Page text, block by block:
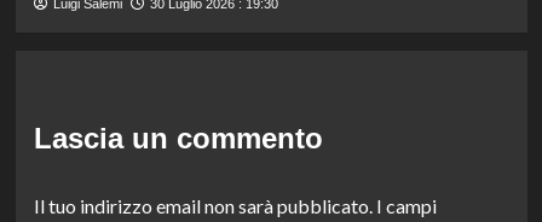
Luigi Salemi 30 Luglio 2026 : 19:30
Lascia un commento
Il tuo indirizzo email non sarà pubblicato. I campi